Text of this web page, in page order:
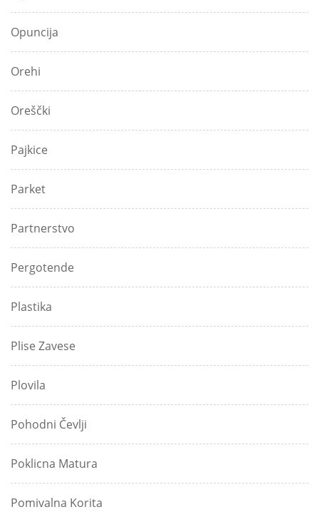
Opuncija
Orehi
Oreščki
Pajkice
Parket
Partnerstvo
Pergotende
Plastika
Plise Zavese
Plovila
Pohodni Čevlji
Poklicna Matura
Pomivalna Korita